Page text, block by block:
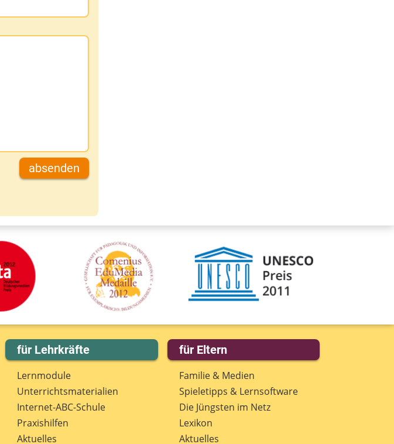
absenden
für Lehrkräfte
Lernmodule
Unterrichts­materialien
Internet-ABC-Schule
Praxishilfen
Aktuelles
für Eltern
Familie & Medien
Spieletipps & Lernsoftware
Die Jüngsten im Netz
Lexikon
Aktuelles